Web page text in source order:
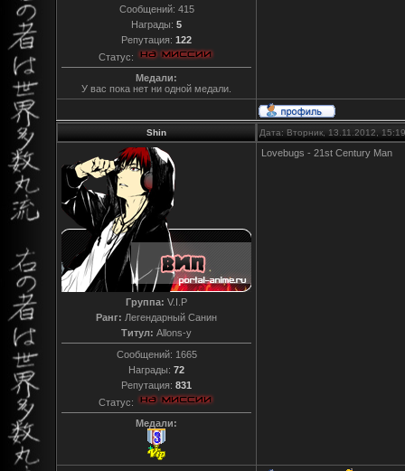
Сообщений: 415
Награды: 5
Репутация: 122
Статус:
Медали:
У вас пока нет ни одной медали.
Shin Дата: Вторник, 13.11.2012,
Группа: V.I.P
Ранг: Легендарный Санин
Титул: Allons-y
Сообщений: 1665
Награды: 72
Репутация: 831
Статус:
Медали:
Lovebugs - 21st Century Man